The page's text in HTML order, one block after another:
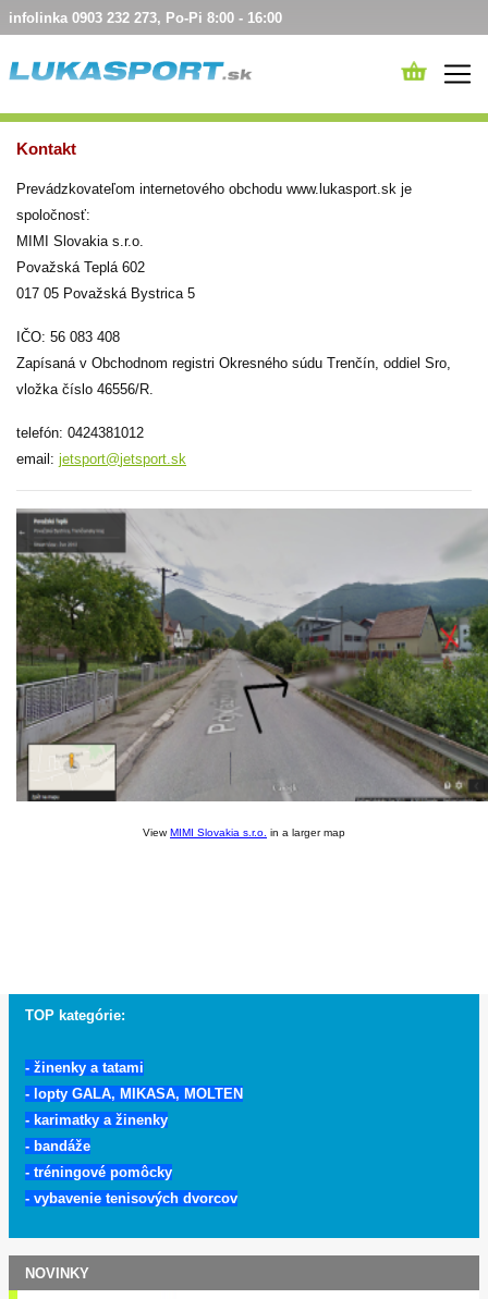
infolinka 0903 232 273, Po-Pi 8:00 - 16:00
Kontakt
Prevádzkovateľom internetového obchodu www.lukasport.sk je
spoločnosť:
MIMI Slovakia s.r.o.
Považská Teplá 602
017 05 Považská Bystrica 5
IČO: 56 083 408
Zapísaná v Obchodnom registri Okresného súdu Trenčín, oddiel Sro,
vložka číslo 46556/R.
telefón: 0424381012
email: jetsport@jetsport.sk
ViewMIMI Slovakia s.r.o. in a larger map
TOP kategórie:
- žinenky a tatami
- lopty GALA, MIKASA, MOLTEN
- karimatky a žinenky
- bandáže
- tréningové pomôcky
- vybavenie tenisových dvorcov
NOVINKY